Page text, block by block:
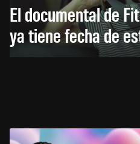
El documental de
ya tiene fecha de